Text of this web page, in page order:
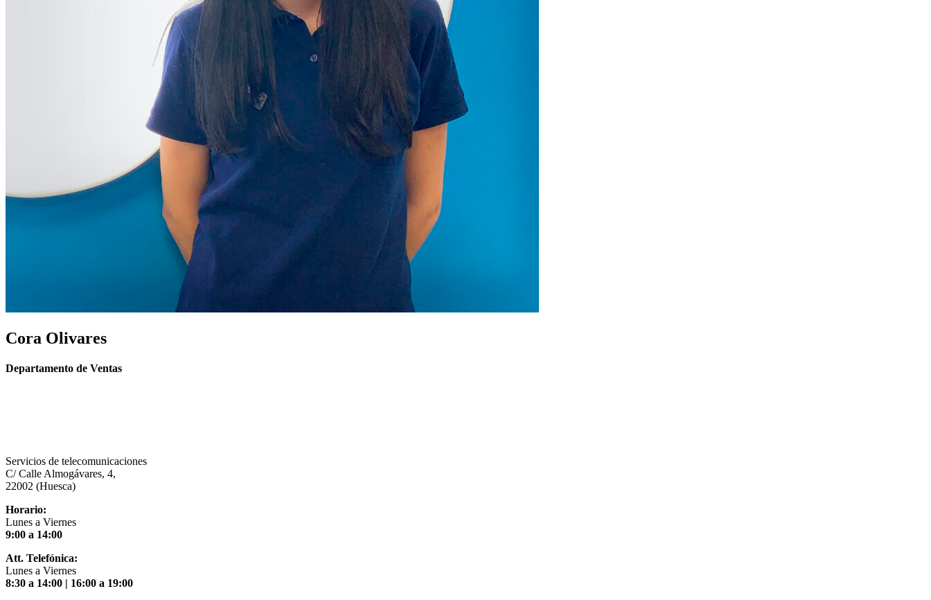
Cora Olivares
Departamento de Ventas
Servicios de telecomunicaciones
C/ Calle Almogávares, 4,
22002 (Huesca)
Horario:
Lunes a Viernes
9:00 a 14:00
Att. Telefónica:
Lunes a Viernes
8:30 a 14:00 | 16:00 a 19:00